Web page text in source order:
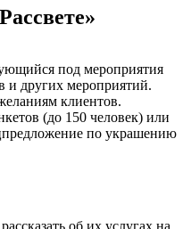
под мероприятия
и других мероприятий.
клиентов.
(до 150 человек) или
по украшению
об их услугах на